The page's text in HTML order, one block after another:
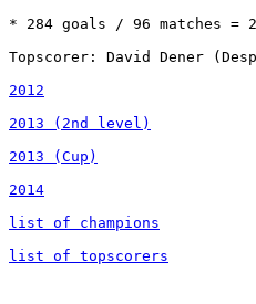
* 284 goals / 96 matches =
Topscorer: David Dener
2012
2013 (2nd level)
2013 (Cup)
2014
list of champions
list of topscorers